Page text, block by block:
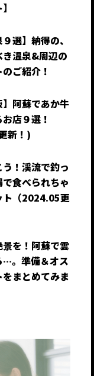
選】納得の、
温泉&周辺の
ご紹介！
】阿蘇であか牛
店９選！
新！)
！渓流で釣っ
食べられちゃ
ト（2024.05更
を！阿蘇で雲
…。準備＆オス
まとめてみま